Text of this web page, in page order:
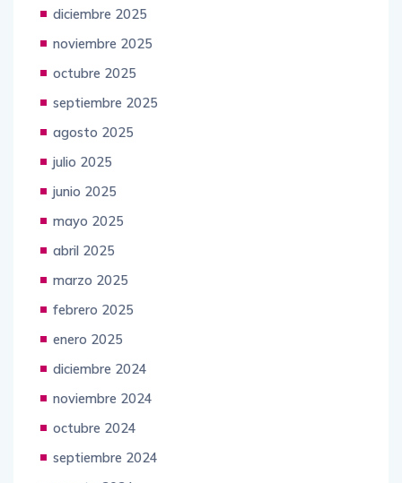
diciembre 2025
noviembre 2025
octubre 2025
septiembre 2025
agosto 2025
julio 2025
junio 2025
mayo 2025
abril 2025
marzo 2025
febrero 2025
enero 2025
diciembre 2024
noviembre 2024
octubre 2024
septiembre 2024